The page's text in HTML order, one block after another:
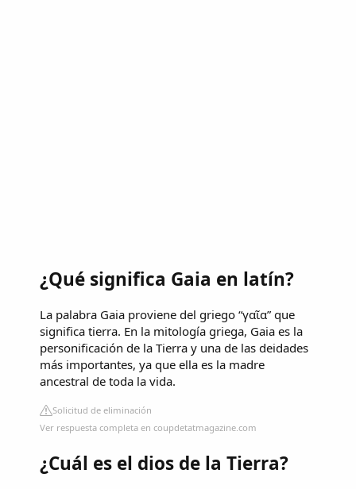
¿Qué significa Gaia en latín?
La palabra Gaia proviene del griego “γαῖα” que
significa tierra. En la mitología griega, Gaia es la
personificación de la Tierra y una de las deidades
más importantes, ya que ella es la madre
ancestral de toda la vida.
Solicitud de eliminación
Ver respuesta completa en coupdetatmagazine.com
¿Cuál es el dios de la Tierra?